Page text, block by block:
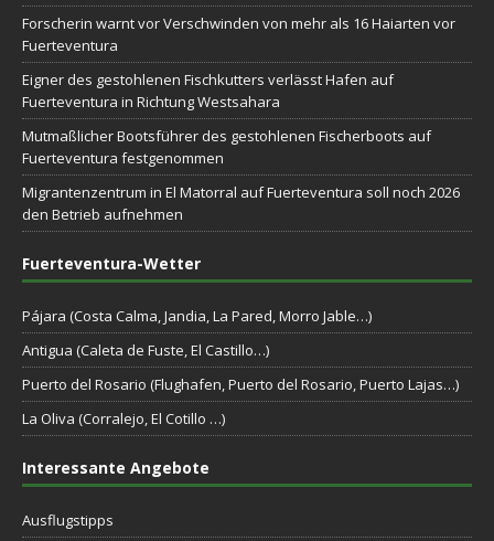
Forscherin warnt vor Verschwinden von mehr als 16 Haiarten vor
Fuerteventura
Eigner des gestohlenen Fischkutters verlässt Hafen auf
Fuerteventura in Richtung Westsahara
Mutmaßlicher Bootsführer des gestohlenen Fischerboots auf
Fuerteventura festgenommen
Migrantenzentrum in El Matorral auf Fuerteventura soll noch 2026
den Betrieb aufnehmen
Fuerteventura-Wetter
Pájara (Costa Calma, Jandia, La Pared, Morro Jable…)
Antigua (Caleta de Fuste, El Castillo…)
Puerto del Rosario (Flughafen, Puerto del Rosario, Puerto Lajas…)
La Oliva (Corralejo, El Cotillo …)
Interessante Angebote
Ausflugstipps